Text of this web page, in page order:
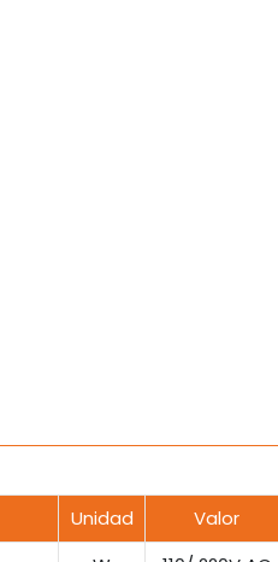
Unidad
Valor